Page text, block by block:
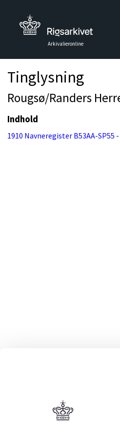
Arkivalieronline
Tinglysning
Rougsø/Randers
Indhold
1910 Navneregister B53AA-SP55 -